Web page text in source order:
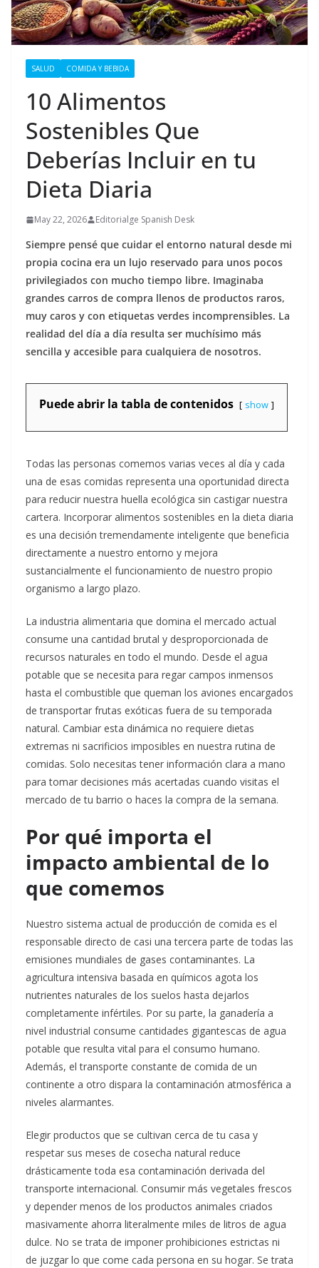
SALUD COMIDA Y BEBIDA
10 Alimentos
Sostenibles Que
Deberías Incluir en tu
Dieta Diaria
May 22, 2026 Editorialge Spanish Desk
Siempre pensé que cuidar el entorno natural desde mi
propia cocina era un lujo reservado para unos pocos
privilegiados con mucho tiempo libre. Imaginaba
grandes carros de compra llenos de productos raros,
muy caros y con etiquetas verdes incomprensibles. La
realidad del día a día resulta ser muchísimo más
sencilla y accesible para cualquiera de nosotros.
Puede abrir la tabla de contenidos show
Todas las personas comemos varias veces al día y cada
una de esas comidas representa una oportunidad directa
para reducir nuestra huella ecológica sin castigar nuestra
cartera. Incorporar alimentos sostenibles en la dieta diaria
es una decisión tremendamente inteligente que beneficia
directamente a nuestro entorno y mejora
sustancialmente el funcionamiento de nuestro propio
organismo a largo plazo.
La industria alimentaria que domina el mercado actual
consume una cantidad brutal y desproporcionada de
recursos naturales en todo el mundo. Desde el agua
potable que se necesita para regar campos inmensos
hasta el combustible que queman los aviones encargados
de transportar frutas exóticas fuera de su temporada
natural. Cambiar esta dinámica no requiere dietas
extremas ni sacrificios imposibles en nuestra rutina de
comidas. Solo necesitas tener información clara a mano
para tomar decisiones más acertadas cuando visitas el
mercado de tu barrio o haces la compra de la semana.
Por qué importa el
impacto ambiental de lo
que comemos
Nuestro sistema actual de producción de comida es el
responsable directo de casi una tercera parte de todas las
emisiones mundiales de gases contaminantes. La
agricultura intensiva basada en químicos agota los
nutrientes naturales de los suelos hasta dejarlos
completamente infértiles. Por su parte, la ganadería a
nivel industrial consume cantidades gigantescas de agua
potable que resulta vital para el consumo humano.
Además, el transporte constante de comida de un
continente a otro dispara la contaminación atmosférica a
niveles alarmantes.
Elegir productos que se cultivan cerca de tu casa y
respetar sus meses de cosecha natural reduce
drásticamente toda esa contaminación derivada del
transporte internacional. Consumir más vegetales frescos
y depender menos de los productos animales criados
masivamente ahorra literalmente miles de litros de agua
dulce. No se trata de imponer prohibiciones estrictas ni
de juzgar lo que come cada persona en su hogar. Se trata